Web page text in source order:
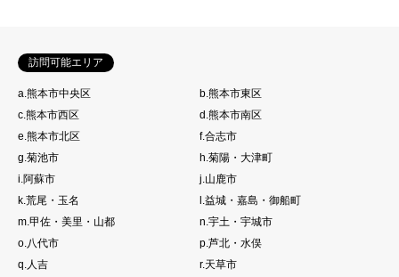
訪問可能エリア
a.熊本市中央区
b.熊本市東区
c.熊本市西区
d.熊本市南区
e.熊本市北区
f.合志市
g.菊池市
h.菊陽・大津町
i.阿蘇市
j.山鹿市
k.荒尾・玉名
l.益城・嘉島・御船町
m.甲佐・美里・山都
n.宇土・宇城市
o.八代市
p.芦北・水俣
q.人吉
r.天草市